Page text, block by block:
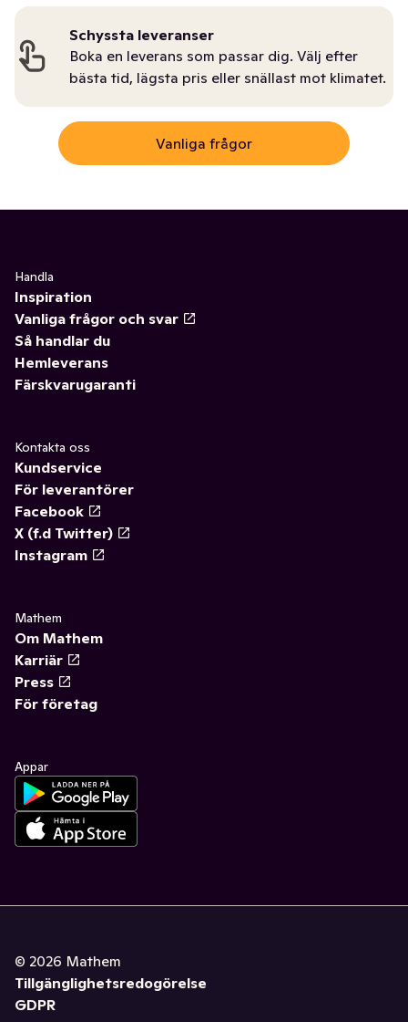
Schyssta leveranser
Boka en leverans som passar dig. Välj efter
bästa tid, lägsta pris eller snällast mot klimatet.
Vanliga frågor
Handla
Inspiration
Vanliga frågor och svar
Så handlar du
Hemleverans
Färskvarugaranti
Kontakta oss
Kundservice
För leverantörer
Facebook
X (f.d Twitter)
Instagram
Mathem
Om Mathem
Karriär
Press
För företag
Appar
© 2026 Mathem
Tillgänglighetsredogörelse
GDPR